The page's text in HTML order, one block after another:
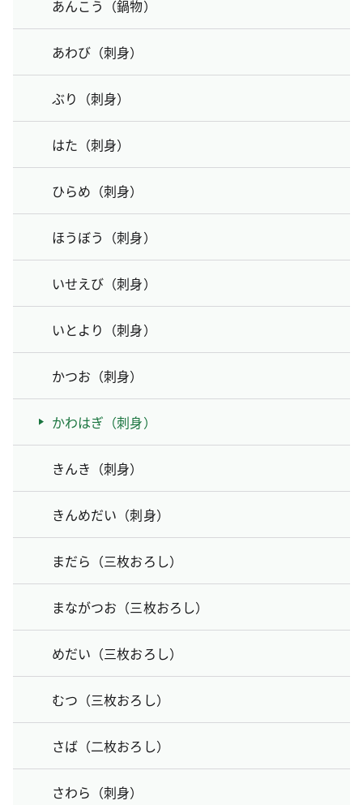
あんこう（鍋物）
あわび（刺身）
ぶり（刺身）
はた（刺身）
ひらめ（刺身）
ほうぼう（刺身）
いせえび（刺身）
いとより（刺身）
かつお（刺身）
かわはぎ（刺身）
きんき（刺身）
きんめだい（刺身）
まだら（三枚おろし）
まながつお（三枚おろし）
めだい（三枚おろし）
むつ（三枚おろし）
さば（二枚おろし）
さわら（刺身）